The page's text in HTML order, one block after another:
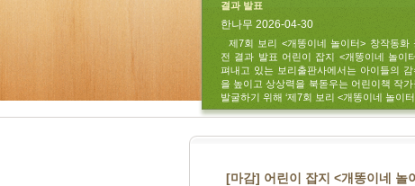
결과 발표
한나무 2026-04-30
제7회 보리 <개똥이네 놀이터> 창작동화
전 결과 발표 어린이 잡지 <개똥이네 놀이
펴내고 있는 보리출판사에서는 아이들의 감
을 높이고 상상력을 북돋우는 어린이책 작가
발굴하기 위해 ‘제7회 보리 <개똥이네 놀이터
[마감] 어린이 잡지 <개똥이네 놀